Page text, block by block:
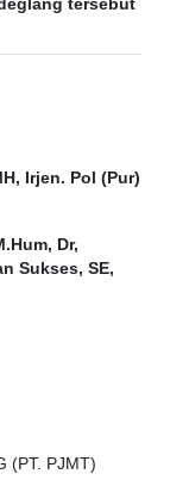
tersebut
Irjen. Pol (Pur)
Dr,
Sukses, SE,
(PT. PJMT)